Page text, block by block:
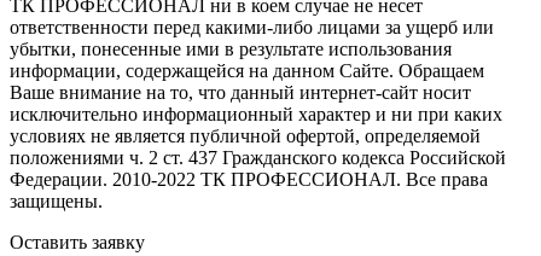
ТК ПРОФЕССИОНАЛ ни в коем случае не несет
ответственности перед какими-либо лицами за ущерб или
убытки, понесенные ими в результате использования
информации, содержащейся на данном Сайте. Обращаем
Ваше внимание на то, что данный интернет-сайт носит
исключительно информационный характер и ни при каких
условиях не является публичной офертой, определяемой
положениями ч. 2 ст. 437 Гражданского кодекса Российской
Федерации. 2010-2022 ТК ПРОФЕССИОНАЛ. Все права
защищены.
Оставить заявку